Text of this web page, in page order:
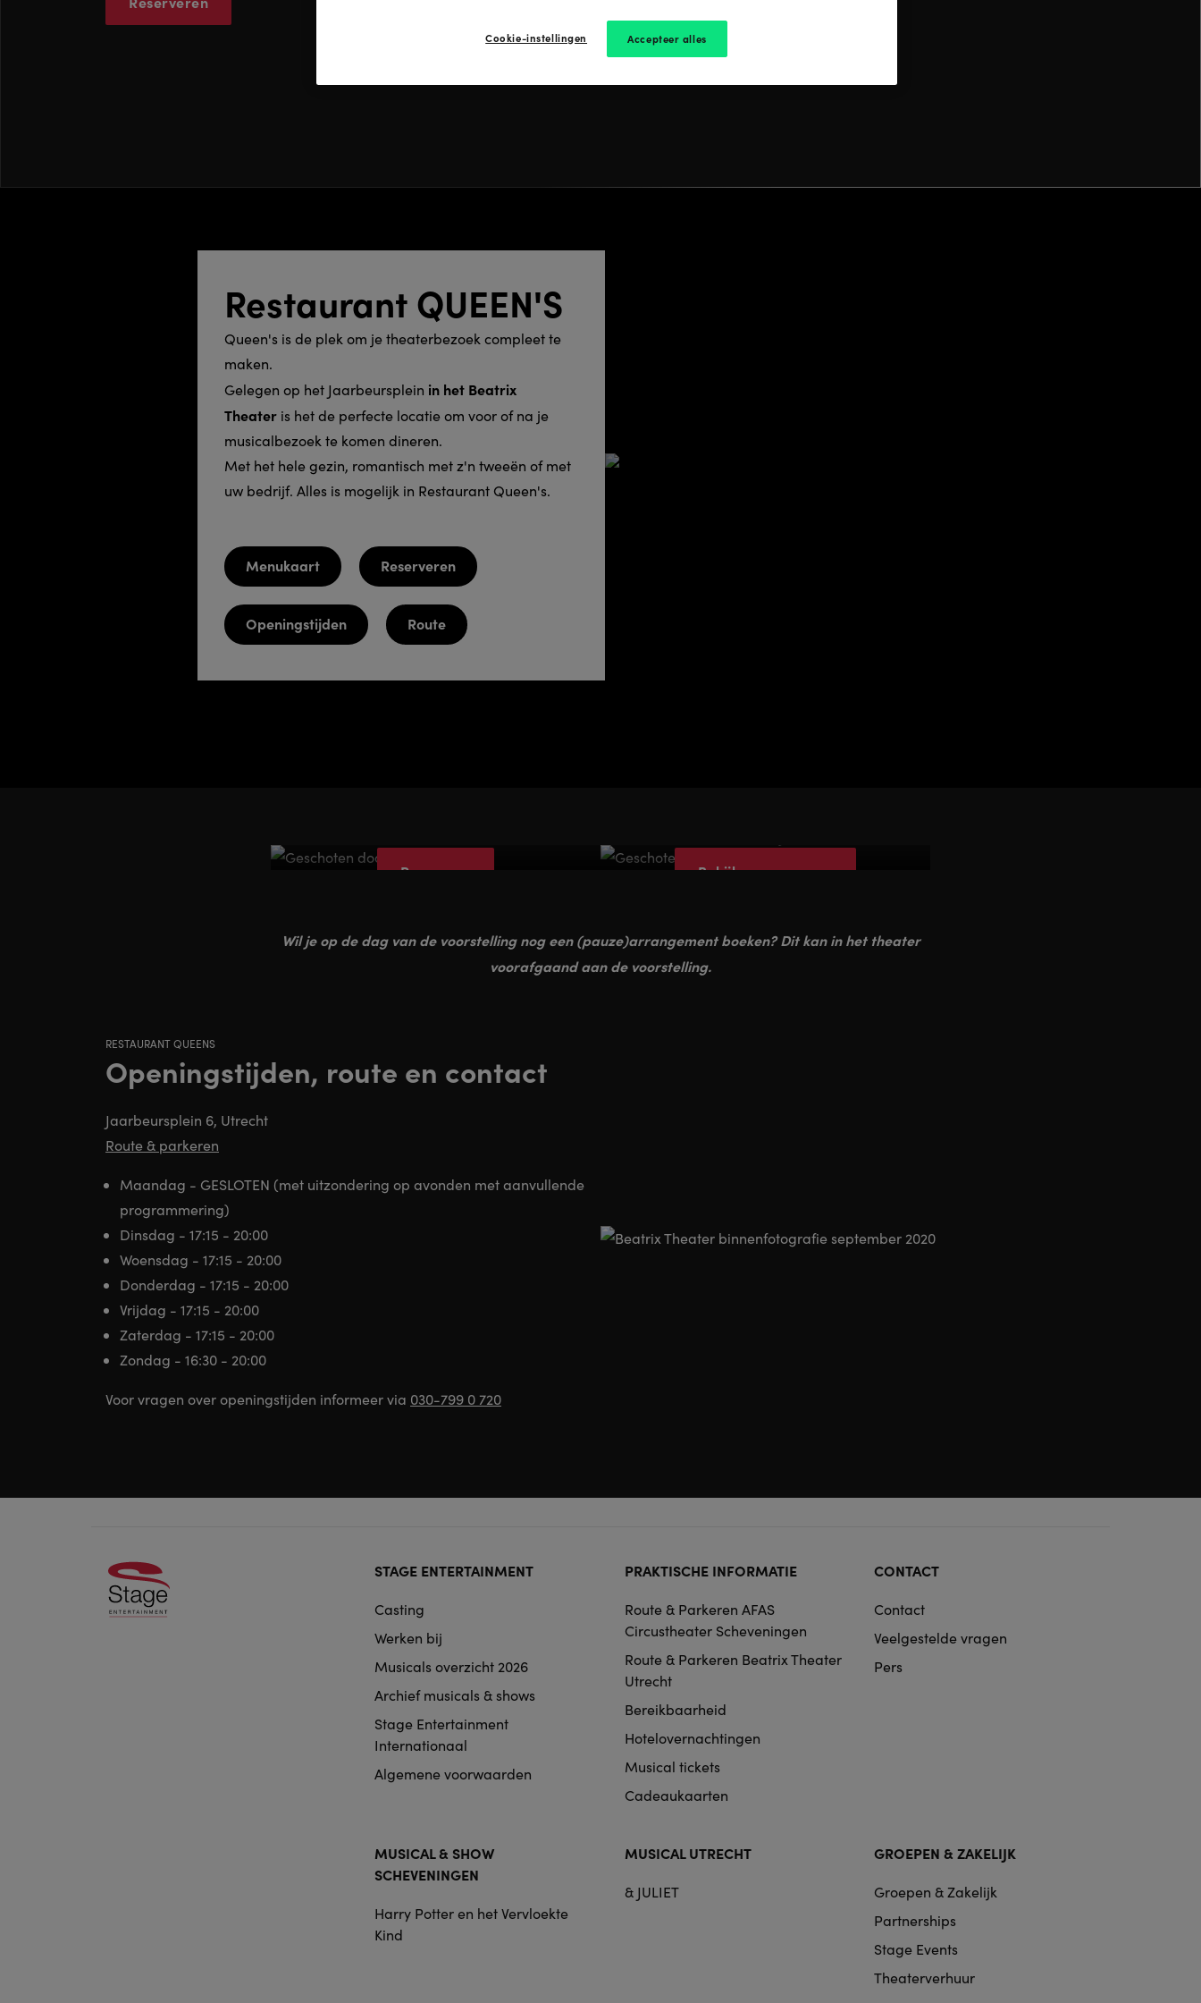
Queen's
Restaurant QUEEN'S
Queen's is de plek om je theaterbezoek compleet te
maken.
Gelegen op het Jaarbeursplein in het Beatrix
Theater is het de perfecte locatie om voor of na je
musicalbezoek te komen dineren.
Met het hele gezin, romantisch met z'n tweeën of met
uw bedrijf. Alles is mogelijk in Restaurant Queen's.
Menukaart Reserveren
Openingstijden Route
Reserveer Bekijk en reserveer
Wil je op de dag van de voorstelling nog een (pauze)arrangement boeken? Dit kan in het theater
voorafgaand aan de voorstelling.
RESTAURANT QUEENS
Openingstijden, route en contact
Jaarbeursplein 6, Utrecht
Route & parkeren
Maandag - GESLOTEN (met uitzondering op avonden met aanvullende
programmering)
Dinsdag - 17:15 - 20:00
Woensdag - 17:15 - 20:00
Donderdag - 17:15 - 20:00
Vrijdag - 17:15 - 20:00
Zaterdag - 17:15 - 20:00
Zondag - 16:30 - 20:00
Voor vragen over openingstijden informeer via 030-799 0 720
Footer
navigation
STAGE ENTERTAINMENT
Casting
Werken bij
Musicals overzicht 2026
Archief musicals & shows
Stage Entertainment
Internationaal
Algemene voorwaarden
PRAKTISCHE INFORMATIE
Route & Parkeren AFAS
Circustheater Scheveningen
Route & Parkeren Beatrix Theater
Utrecht
Bereikbaarheid
Hotelovernachtingen
Musical tickets
Cadeaukaarten
CONTACT
Contact
Veelgestelde vragen
Pers
MUSICAL & SHOW
SCHEVENINGEN
Harry Potter en het Vervloekte
Kind
MUSICAL UTRECHT
& JULIET
GROEPEN & ZAKELIJK
Groepen & Zakelijk
Partnerships
Stage Events
Theaterverhuur
Accepteer alles
Cookie-instellingen